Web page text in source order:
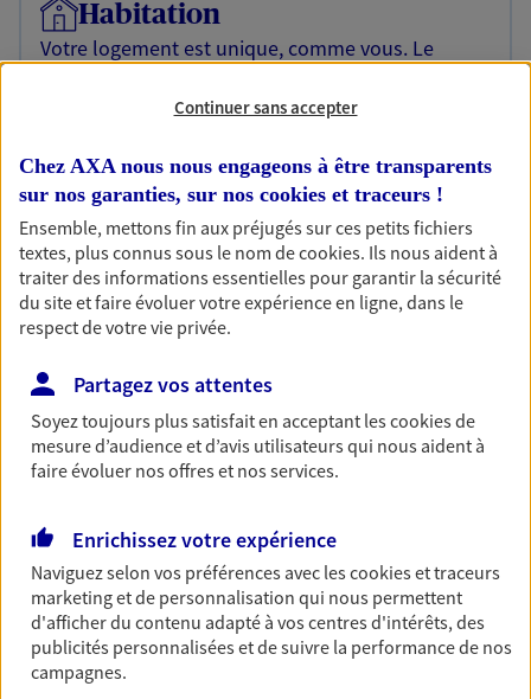
Habitation
Votre logement est unique, comme vous. Le
contrat Ma Maison assure votre sérénité en
protégeant ce qui vous tient à coeur.
OBTENIR UN TARIF EN LIGNE
Garantie Accidents de la Vie
Bricoleuse, féru de jardinage, pâtissier en herbe
ou grande lectrice… personne n'est à l'abri d'un
accident du quotidien. Avec Ma Protection
Accident, protégez votre qualité de vie et vos
revenus.
Découvrir l'offre Garantie Accidents de la Vie
Multirisque Entreprise
Gagnez en simplicité et en sérénité avec votre
assurance multirisque entreprise. Un contrat
unique pour protéger vos locaux, matériels pro,
Continuer sans accepter
Chez AXA nous nous engageons à être transparents
sur nos garanties, sur nos cookies et traceurs !
Ensemble, mettons fin aux préjugés sur ces petits fichiers
textes, plus connus sous le nom decookies. Ils nous aident à
traiter des informations essentielles pour garantir la sécurité
du site et faire évoluer votre expérience en ligne, dans le
respect de votre vie privée.
Partagez vos attentes
Soyez toujours plus satisfait en acceptant lescookiesde
mesure d’audience et d’avis utilisateurs qui nous aident à
faire évoluer nos offres et nos services.
Enrichissez votre expérience
Naviguez selon vos préférences avec lescookies et traceurs
marketing et de personnalisation qui nous permettent
d'afficher du contenu adapté à vos centres d'intérêts, des
publicités personnalisées et de suivre la performance de nos
campagnes.